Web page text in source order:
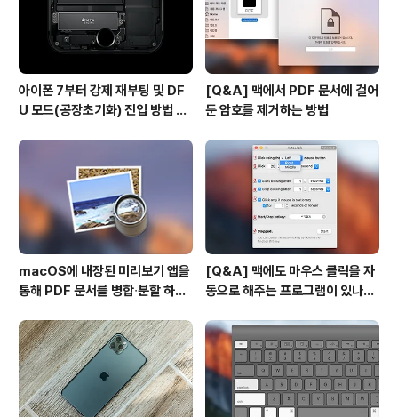
아이폰 7부터 강제 재부팅 및 DF
U 모드(공장초기화) 진입 방법 변
[Q&A] 맥에서 PDF 문서에 걸어
둔 암호를 제거하는 방법
macOS에 내장된 미리보기 앱을
통해 PDF 문서를 병합∙분할 하는
[Q&A] 맥에도 마우스 클릭을 자
동으로 해주는 프로그램이 있나